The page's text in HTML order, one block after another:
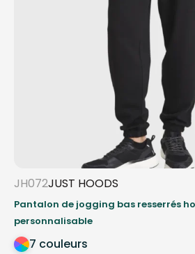
JH072JUST HOODS
Pantalon de jogging bas resserrés
personnalisable
7 couleurs